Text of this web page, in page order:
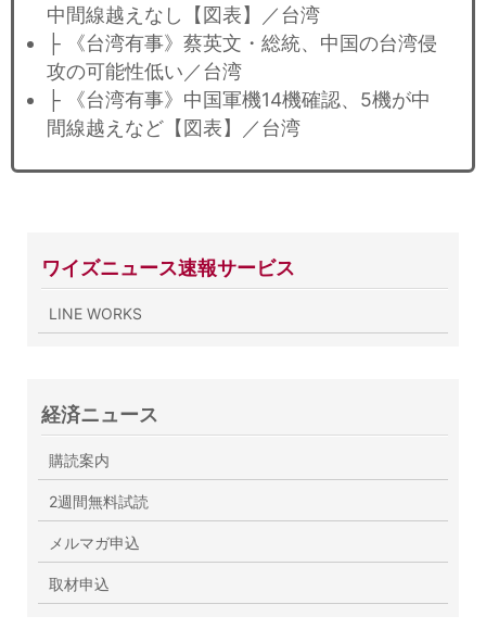
中間線越えなし【図表】／台湾
├ 《台湾有事》蔡英文・総統、中国の台湾侵
攻の可能性低い／台湾
├ 《台湾有事》中国軍機14機確認、5機が中
間線越えなど【図表】／台湾
ワイズニュース速報サービス
LINE WORKS
経済ニュース
購読案内
2週間無料試読
メルマガ申込
取材申込